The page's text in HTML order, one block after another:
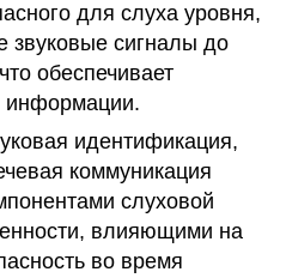
для слуха уровня,
звуковые сигналы до
обеспечивает
информации.
идентификация,
коммуникация
слуховой
влияющими на
во время